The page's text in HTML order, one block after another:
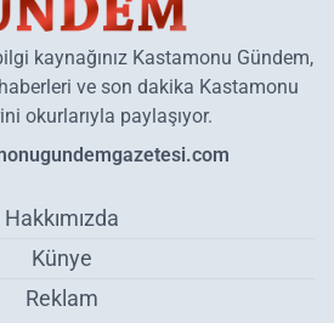
kaynağınız Kastamonu Gündem,
ve son dakika Kastamonu
okurlarıyla paylaşıyor.
Hakkımızda
Künye
Reklam